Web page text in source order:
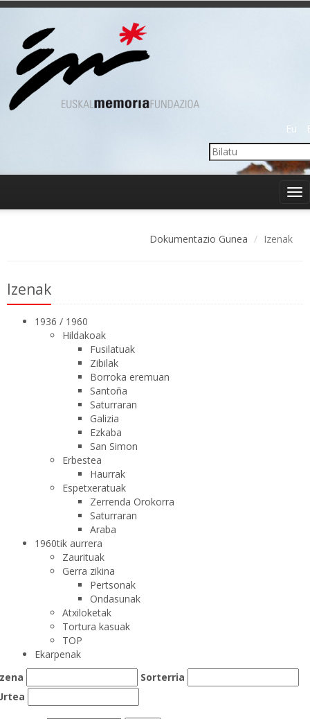
Eu
Dokumentazio Gunea Izenak
Izenak
1936 / 1960
Hildakoak
Fusilatuak
Zibilak
Borroka eremuan
Santoña
Saturraran
Galizia
Ezkaba
San Simon
Erbestea
Haurrak
Espetxeratuak
Zerrenda Orokorra
Saturraran
Araba
1960tik aurrera
Zaurituak
Gerra zikina
Pertsonak
Ondasunak
Atxiloketak
Tortura kasuak
TOP
Ekarpenak
Sorterria